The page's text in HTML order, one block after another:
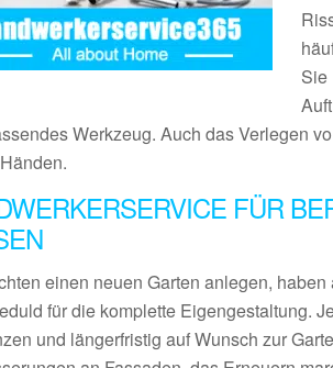
Sie
Werkzeug. Auch das Verlegen
FÜR
einen neuen Garten anlegen,
für die komplette Eigengestaltung.
und längerfristig auf Wunsch zur